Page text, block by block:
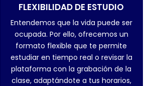
FLEXIBILIDAD DE ESTUDIO
Entendemos que la vida puede ser
ocupada. Por ello, ofrecemos un
formato flexible que te permite
estudiar en tiempo real o revisar la
plataforma con la grabación de la
clase, adaptándote a tus horarios,